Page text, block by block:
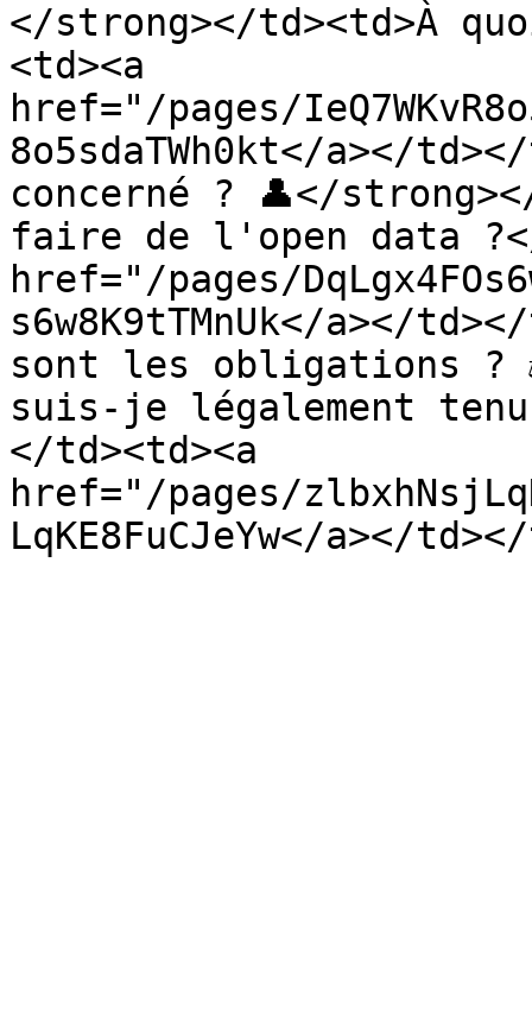
</strong></td><td>À
<td><a
href="/pages/
8o5sdaTWh0kt</a></
concerné ? 👤</
faire de l'open data
href="/pages/
s6w8K9tTMnUk</a></
sont les obligations ?
suis-je légalement
</td><td><a
href="/pages/